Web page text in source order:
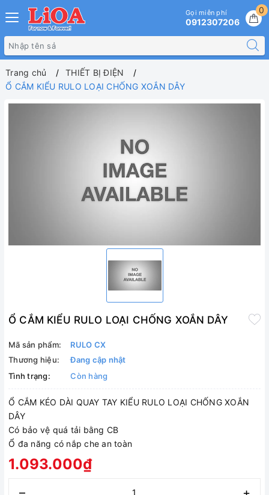
0
Gọi miễn phí
0912307206
Trang chủ
THIẾT BỊ ĐIỆN
Ổ CẮM KIỂU RULO LOẠI CHỐNG XOẮN DÂY
Ổ CẮM KIỂU RULO LOẠI CHỐNG XOẮN DÂY
Mã sản phẩm:
RULO CX
Thương hiệu:
Đang cập nhật
Tình trạng:
Còn hàng
Ổ CẮM KÉO DÀI QUAY TAY KIỂU RULO LOẠI CHỐNG XOẮN
DÂY
Có bảo vệ quá tải bằng CB
Ổ đa năng có nắp che an toàn
1.093.000₫